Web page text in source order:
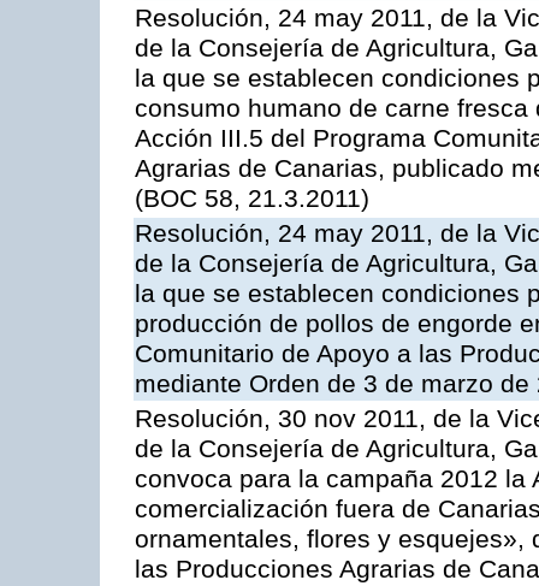
Resolución, 24 may 2011, de la
de la Consejería de Agricultura,
la que se establecen condiciones
consumo humano de carne
Acción III.5 del Programa
Agrarias de Canarias, publicado
(BOC 58, 21.3.2011)
Resolución, 24 may 2011, de la
de la Consejería de Agricultura,
la que se establecen condiciones
producción de pollos de engorde
Comunitario de Apoyo a las
mediante Orden de 3 de marzo de
Resolución, 30 nov 2011, de la
de la Consejería de Agricultura,
convoca para la campaña 2012 la
comercialización fuera de
ornamentales, flores y esquejes»,
las Producciones Agrarias de